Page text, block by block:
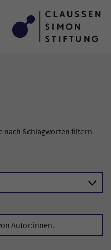
nach Schlagworten filtern